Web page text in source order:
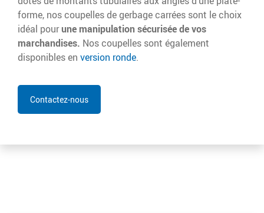
forme, nos coupelles de gerbage carrées sont le choix
idéal pourune manipulation sécurisée de vos
marchandises. Nos coupelles sont également
disponibles en version ronde.
Contactez-nous